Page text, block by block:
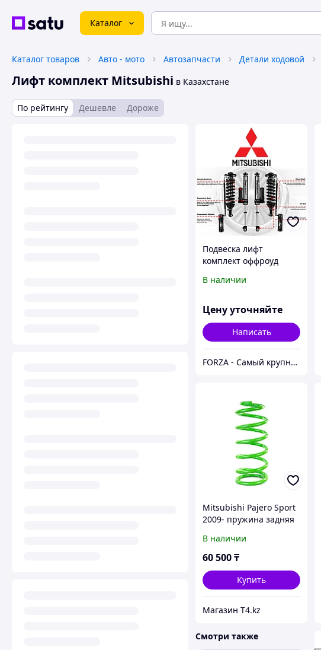
Каталог
Каталог товаров Авто - мото Автозапчасти Детали ходовой
Лифт комплект Mitsubishi в Казахстане
По рейтингу Дешевле Дороже
Подвеска лифт
комплект оффроуд
Амортизаторы стойки
В наличии
Цену уточняйте
Написать
FORZA - Самый крупный тюнинг-маркет в Казахстане
Mitsubishi Pajero Sport
2009- пружина задняя
Доп нагрузка 250 кг -
IRONMAN 4X4
В наличии
60 500₸
Купить
Магазин T4.kz
Смотри также